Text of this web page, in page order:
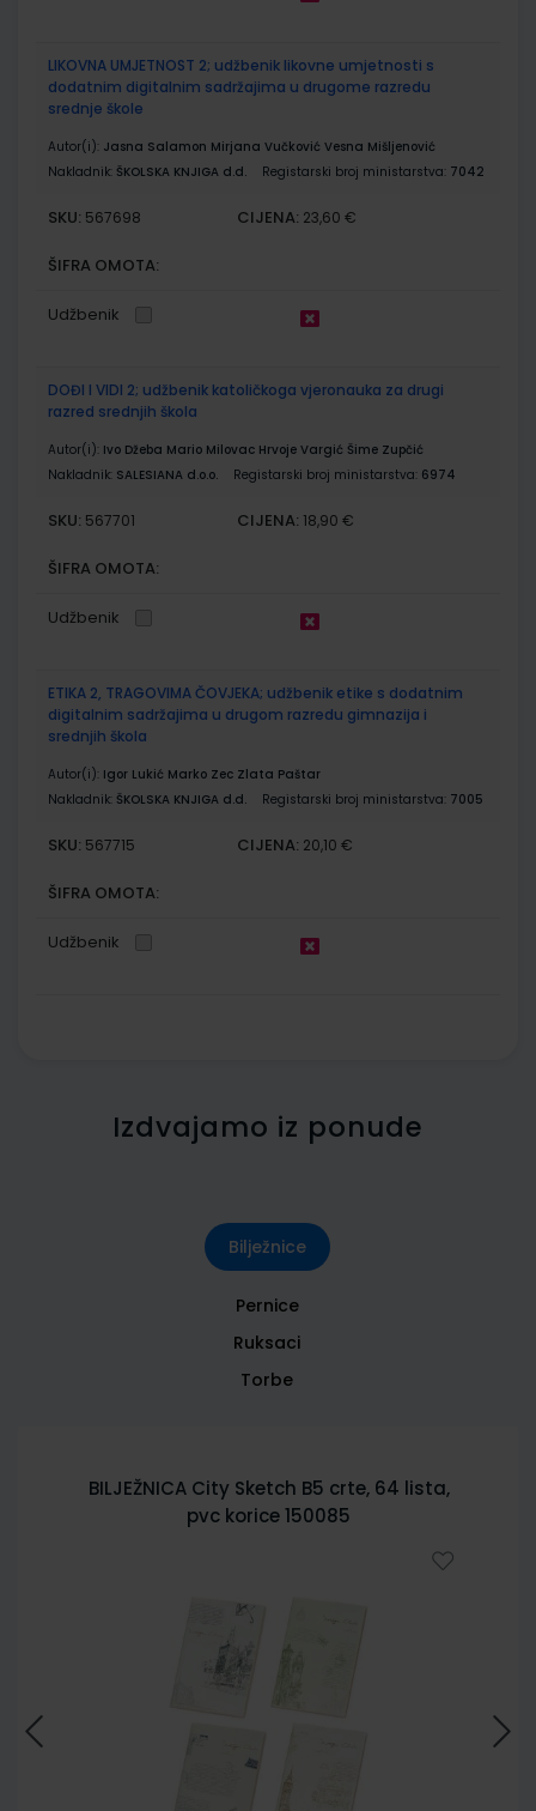
LIKOVNA UMJETNOST 2; udžbenik likovne umjetnosti s
dodatnim digitalnim sadržajima u drugome razredu
srednje škole
Autor(i): Jasna Salamon Mirjana Vučković Vesna Mišljenović
Nakladnik: ŠKOLSKA KNJIGA d.d. Registarski broj ministarstva: 7042
SKU: 567698 CIJENA: 23,60 €
ŠIFRA OMOTA:
Udžbenik
DOĐI I VIDI 2; udžbenik katoličkoga vjeronauka za drugi
razred srednjih škola
Autor(i): Ivo Džeba Mario Milovac Hrvoje Vargić Šime Zupčić
Nakladnik: SALESIANA d.o.o. Registarski broj ministarstva: 6974
SKU: 567701 CIJENA: 18,90 €
ŠIFRA OMOTA:
Udžbenik
ETIKA 2, TRAGOVIMA ČOVJEKA; udžbenik etike s dodatnim
digitalnim sadržajima u drugom razredu gimnazija i
srednjih škola
Autor(i): Igor Lukić Marko Zec Zlata Paštar
Nakladnik: ŠKOLSKA KNJIGA d.d. Registarski broj ministarstva: 7005
SKU: 567715 CIJENA: 20,10 €
ŠIFRA OMOTA:
Udžbenik
Izdvajamo iz ponude
Bilježnice
Pernice
Ruksaci
Torbe
BILJEŽNICA City Sketch B5 crte, 64 lista,
pvc korice 150085